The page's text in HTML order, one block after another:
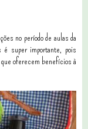
no período de aulas da
é super importante, pois
oferecem benefícios à